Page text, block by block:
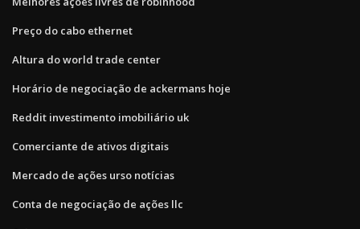
Preço do cabo ethernet
Altura do world trade center
Horário de negociação de ackermans hoje
Reddit investimento imobiliário uk
Comerciante de ativos digitais
Mercado de ações urso notícias
Conta de negociação de ações llc